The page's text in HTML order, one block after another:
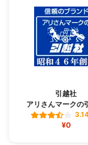
引越社
アリさんマークの
¥0